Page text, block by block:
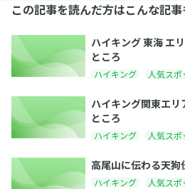
この記事を読んだ方はこんな記
ハイキング 東海 エ
ところ
ハイキング 人気スポ
ハイキング関東エ
ところ
ハイキング 人気スポ
高尾山に伝わる天狗
ハイキング 人気スポ